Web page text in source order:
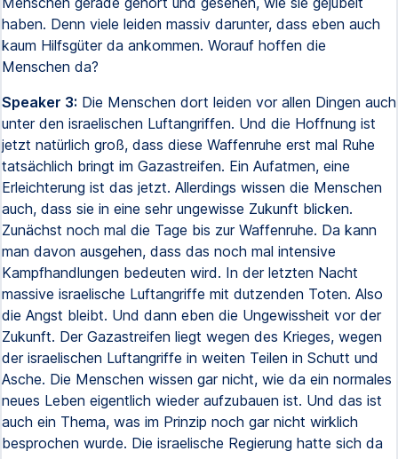
haben. Denn viele leiden massiv darunter, dass eben auch
kaum Hilfsgüter da ankommen. Worauf hoffen die
Menschen da?
Speaker 3: Die Menschen dort leiden vor allen Dingen auch
unter den israelischen Luftangriffen. Und die Hoffnung ist
jetzt natürlich groß, dass diese Waffenruhe erst mal Ruhe
tatsächlich bringt im Gazastreifen. Ein Aufatmen, eine
Erleichterung ist das jetzt. Allerdings wissen die Menschen
auch, dass sie in eine sehr ungewisse Zukunft blicken.
Zunächst noch mal die Tage bis zur Waffenruhe. Da kann
man davon ausgehen, dass das noch mal intensive
Kampfhandlungen bedeuten wird. In der letzten Nacht
massive israelische Luftangriffe mit dutzenden Toten. Also
die Angst bleibt. Und dann eben die Ungewissheit vor der
Zukunft. Der Gazastreifen liegt wegen des Krieges, wegen
der israelischen Luftangriffe in weiten Teilen in Schutt und
Asche. Die Menschen wissen gar nicht, wie da ein normales
neues Leben eigentlich wieder aufzubauen ist. Und das ist
auch ein Thema, was im Prinzip noch gar nicht wirklich
besprochen wurde. Die israelische Regierung hatte sich da